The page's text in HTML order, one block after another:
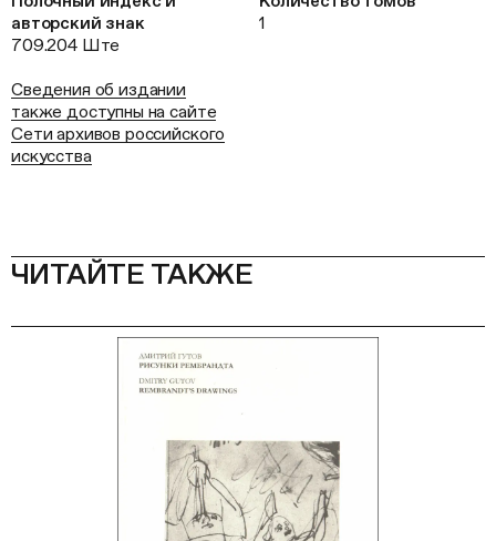
авторский знак
709.204 Ште
1
Сведения об издании
также доступны на сайте
Сети архивов российского
искусства
ЧИТАЙТЕ ТАКЖЕ